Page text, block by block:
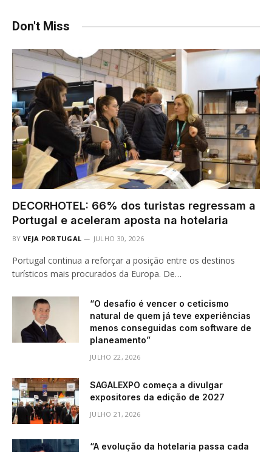
Don't Miss
DECORHOTEL: 66% dos turistas regressam a
Portugal e aceleram aposta na hotelaria
BY VEJA PORTUGAL JULHO 30, 2026
Portugal continua a reforçar a posição entre os destinos
turísticos mais procurados da Europa. De…
“O desafio é vencer o ceticismo
natural de quem já teve experiências
menos conseguidas com software de
planeamento”
JULHO 22, 2026
SAGALEXPO começa a divulgar
expositores da edição de 2027
JULHO 21, 2026
“A evolução da hotelaria passa cada